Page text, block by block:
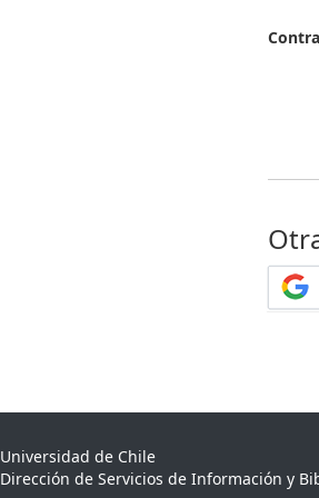
Universidad de Chile
Dirección de Servicios de Información y